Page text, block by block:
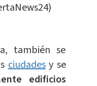
también se
ciudades y se
edificios